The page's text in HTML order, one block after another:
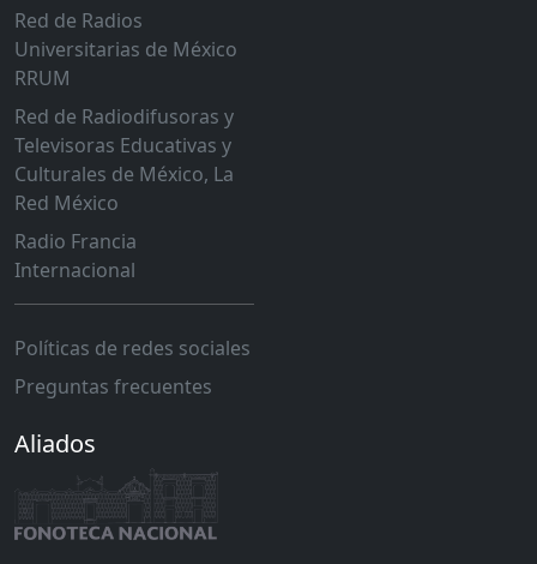
Red de Radios
Universitarias de México
RRUM
Red de Radiodifusoras y
Televisoras Educativas y
Culturales de México, La
Red México
Radio Francia
Internacional
Políticas de redes sociales
Preguntas frecuentes
Aliados